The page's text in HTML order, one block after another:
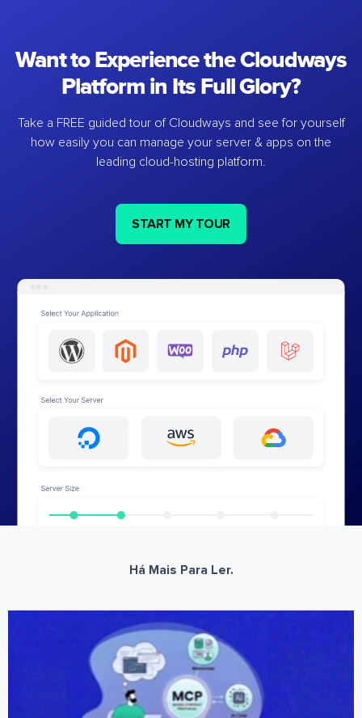
Want to Experience the Cloudways
Platform in Its Full Glory?
Take a FREE guided tour of Cloudways and see for yourself
how easily you can manage your server & apps on the
leading cloud-hosting platform.
START MY TOUR
Há Mais Para Ler.